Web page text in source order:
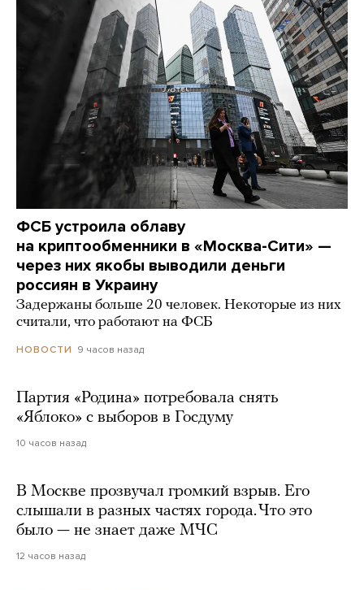
ФСБ устроила облаву
на криптообменники в «Москва-Сити» —
через них якобы выводили деньги
россиян в Украину
Задержаны больше 20 человек. Некоторые из них
считали, что работают на ФСБ
НОВОСТИ 9 часов назад
Партия «Родина» потребовала снять
«Яблоко» с выборов в Госдуму
10 часов назад
В Москве прозвучал громкий взрыв. Его
слышали в разных частях города. Что это
было — не знает даже МЧС
12 часов назад